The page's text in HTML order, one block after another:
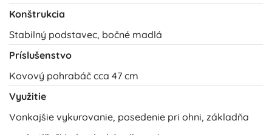
Konštrukcia
Stabilný podstavec, bočné madlá
Príslušenstvo
Kovový pohrabáč cca 47 cm
Využitie
Vonkajšie vykurovanie, posedenie pri ohni, základňa